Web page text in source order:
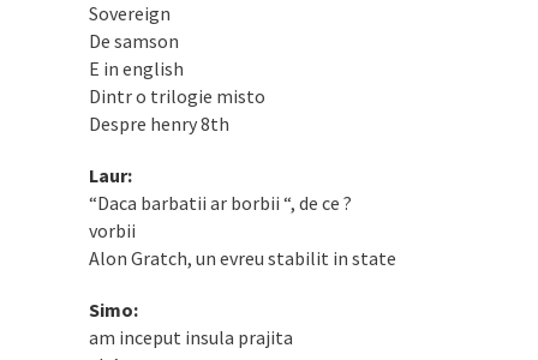
Sovereign
De samson
E in english
Dintr o trilogie misto
Despre henry 8th
Laur:
“Daca barbatii ar borbii “, de ce ?
vorbii
Alon Gratch, un evreu stabilit in state
Simo:
am inceput insula prajita